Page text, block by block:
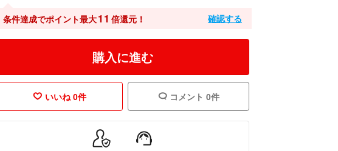
条件達成でポイント最大11 倍還元！ 確認する
購入に進む
いいね 0件 コメント 0件